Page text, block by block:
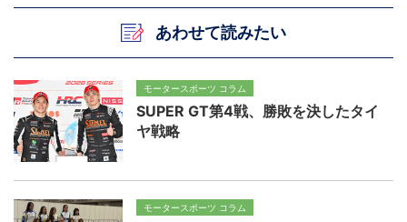
あわせて読みたい
モータースポーツ コラム
SUPER GT第4戦、勝敗を決したタイ
ヤ戦略
モータースポーツ コラム